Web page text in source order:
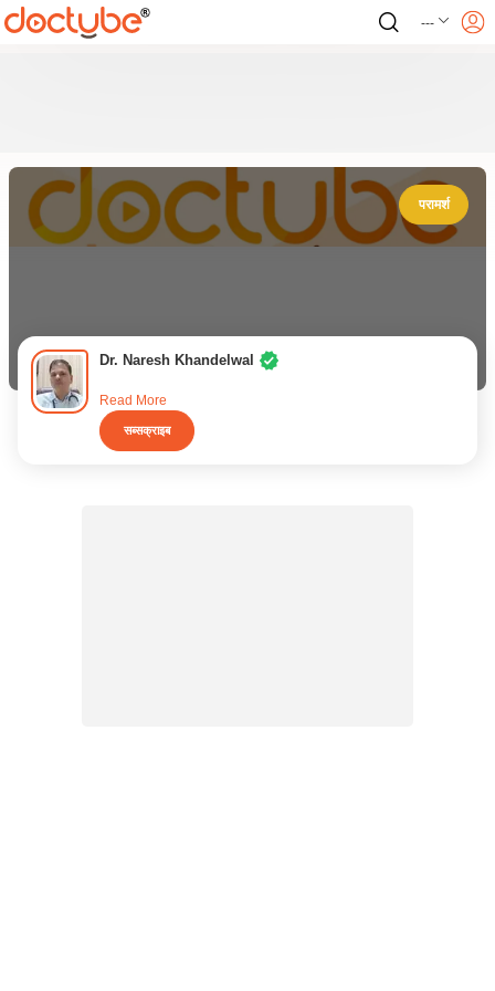
---
परामर्श
Dr. Naresh Khandelwal
Read More
सब्सक्राइब